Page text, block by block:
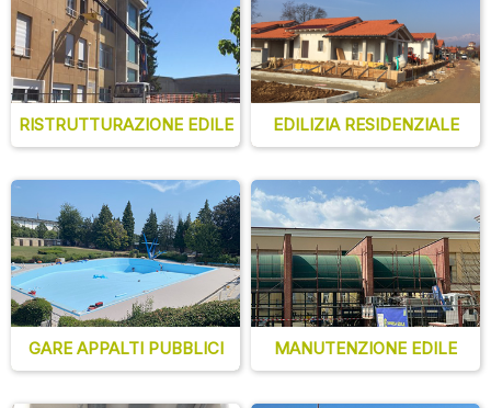
RISTRUTTURAZIONE EDILE EDILIZIA RESIDENZIALE
GARE APPALTI PUBBLICI MANUTENZIONE EDILE